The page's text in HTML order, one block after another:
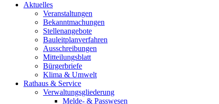
Aktuelles
Veranstaltungen
Bekanntmachungen
Stellenangebote
Bauleitplanverfahren
Ausschreibungen
Mitteilungsblatt
Bürgerbriefe
Klima & Umwelt
Rathaus & Service
Verwaltungsgliederung
Melde- & Passwesen